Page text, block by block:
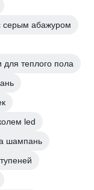
серым абажуром
для теплого пола
led
шампань